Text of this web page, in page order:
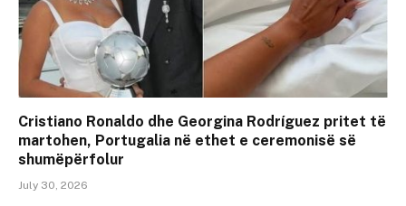
Cristiano Ronaldo dhe Georgina Rodríguez pritet të
martohen, Portugalia në ethet e ceremonisë së
shumëpërfolur
July 30, 2026